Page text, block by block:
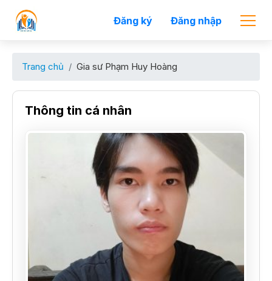
Đăng ký Đăng nhập
Trang chủ Gia sư Phạm Huy Hoàng
Thông tin cá nhân